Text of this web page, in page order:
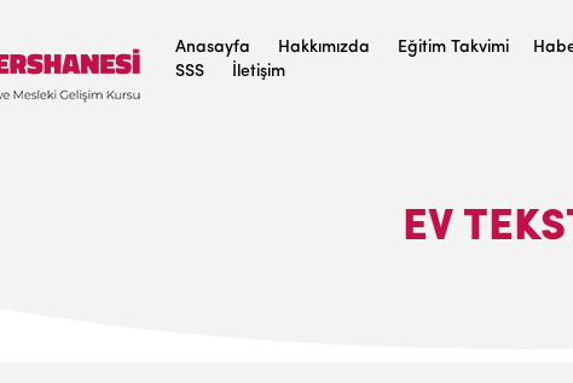
Anasayfa Hakkımızda Eğitim Takvimi
SSS
İletişim
EV